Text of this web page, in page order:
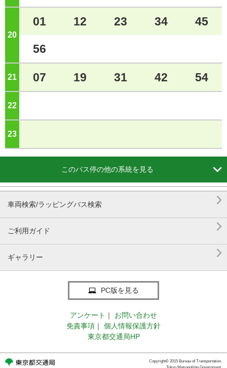
20 ジ
01 12 23 34 45
56
21 07 19 31 42 54
22
23
このバス停の他の系統を見る 
車両検索/ラッピングバス検索 
ご利用ガイド 
ギャラリー 
PC版を見る
アンケート ｜
お問い合わせ
免責事項 ｜
個人情報保護方針
東京都交通局HP
Copyright© 2015 Bureau of Transportation.